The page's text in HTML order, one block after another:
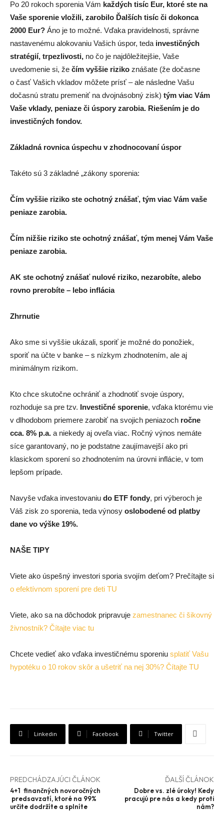
Po 20 rokoch sporenia Vám každých tisíc Eur, ktoré ste na
Vaše sporenie vložili, zarobilo Ďalších tisíc či dokonca
2000 Eur? Áno je to možné. Vďaka pravidelnosti, správne
nastavenému alokovaniu Vašich úspor, teda investičných
stratégií, trpezlivosti, no čo je najdôležitejšie, Vaše
uvedomenie si, že čím vyššie riziko znášate (že dočasne
o časť Vašich vkladov môžete prísť – ale následne Vašu
dočasnú stratu premeniť na dvojnásobný zisk) tým viac Vám
Vaše vklady, peniaze či úspory zarobia. Riešením je do
investičných fondov.
Základná rovnica úspechu v zhodnocovaní úspor
Takéto sú 3 základné „zákony sporenia:
Čím vyššie riziko ste ochotný znášať, tým viac Vám vaše
peniaze zarobia.
Čím nižšie riziko ste ochotný znášať, tým menej Vám Vaše
peniaze zarobia.
AK ste ochotný znášať nulové riziko, nezarobíte, alebo
rovno prerobíte – lebo inflácia
Zhrnutie
Ako sme si vyššie ukázali, sporiť je možné do ponožiek,
sporiť na účte v banke – s nízkym zhodnotením, ale aj
minimálnym rizikom.
Kto chce skutočne ochrániť a zhodnotiť svoje úspory,
rozhoduje sa pre tzv. Investičné sporenie, vďaka ktorému vie
v dlhodobom priemere zarobiť na svojich peniazoch ročne
cca. 8% p.a. a niekedy aj oveľa viac. Ročný výnos nemáte
síce garantovaný, no je podstatne zaujímavejší ako pri
klasickom sporení so zhodnotením na úrovni inflácie, v tom
lepšom prípade.
Navyše vďaka investovaniu do ETF fondy, pri výberoch je
Váš zisk zo sporenia, teda výnosy oslobodené od platby
dane vo výške 19%.
NAŠE TIPY
Viete ako úspešný investori sporia svojím deťom? Prečítajte si
o efektívnom sporení pre deti TU
Viete, ako sa na dôchodok pripravuje zamestnanec či šikovný
živnostník? Čítajte viac tu
Chcete vedieť ako vďaka investičnému sporeniu splatiť Vašu
hypotéku o 10 rokov skôr a ušetriť na nej 30%? Čítajte TU
Linkedin Facebook Twitter
PREDCHÁDZAJÚCI ČLÁNOK
4+1 finančných novoročných
predsavzatí, ktoré na 99%
určite dodržíte a splníte
ĎALŠÍ ČLÁNOK
Dobre vs. zlé úroky! Kedy
pracujú pre nás a kedy proti
nám?